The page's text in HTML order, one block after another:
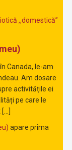
,,domestică”
Canada, le-am
Am dosare
activitățile ei
pe care le
apare prima